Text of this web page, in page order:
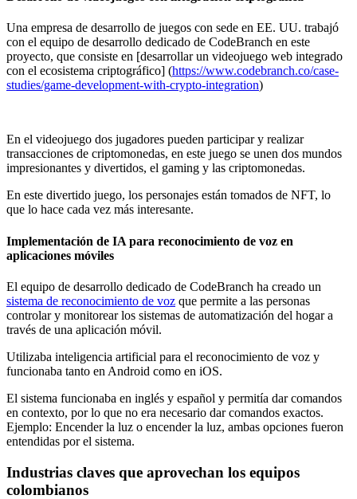
Una empresa de desarrollo de juegos con sede en EE. UU. trabajó
con el equipo de desarrollo dedicado de CodeBranch en este
proyecto, que consiste en [desarrollar un videojuego web integrado
con el ecosistema criptográfico] (https://www.codebranch.co/case-
studies/game-development-with-crypto-integration)
En el videojuego dos jugadores pueden participar y realizar
transacciones de criptomonedas, en este juego se unen dos mundos
impresionantes y divertidos, el gaming y las criptomonedas.
En este divertido juego, los personajes están tomados de NFT, lo
que lo hace cada vez más interesante.
Implementación de IA para reconocimiento de voz en
aplicaciones móviles
El equipo de desarrollo dedicado de CodeBranch ha creado un
sistema de reconocimiento de voz que permite a las personas
controlar y monitorear los sistemas de automatización del hogar a
través de una aplicación móvil.
Utilizaba inteligencia artificial para el reconocimiento de voz y
funcionaba tanto en Android como en iOS.
El sistema funcionaba en inglés y español y permitía dar comandos
en contexto, por lo que no era necesario dar comandos exactos.
Ejemplo: Encender la luz o encender la luz, ambas opciones fueron
entendidas por el sistema.
Industrias claves que aprovechan los equipos
colombianos